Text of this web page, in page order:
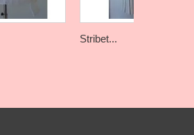
Stribet...